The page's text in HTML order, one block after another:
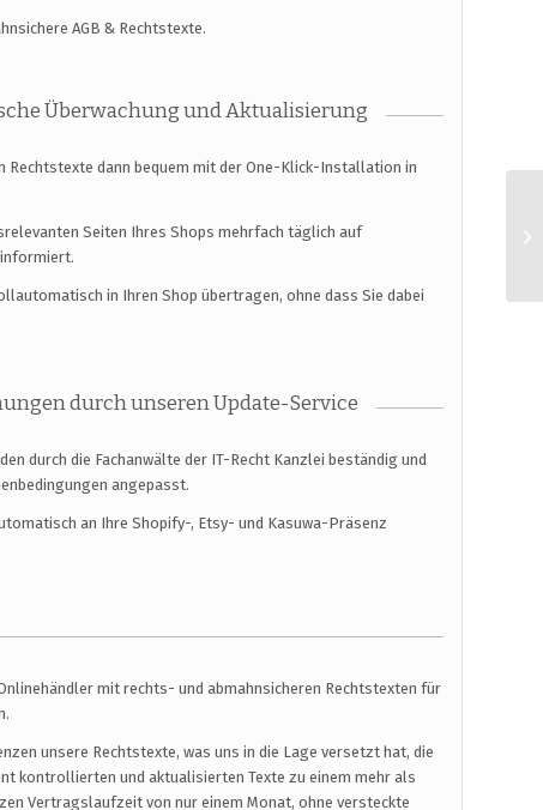
AGB & Rechtstexte.
Überwachung und Aktualisierung
Rechtstexte dann bequem mit der One-Klick-Installation in
Seiten Ihres Shops mehrfach täglich auf
in Ihren Shop übertragen, ohne dass Sie dabei
durch unseren Update-Service
durch die Fachanwälte der IT-Recht Kanzlei beständig und
angepasst.
an Ihre Shopify-, Etsy- und Kasuwa-Präsenz
mit rechts- und abmahnsicheren Rechtstexten für
unsere Rechtstexte, was uns in die Lage versetzt hat, die
kontrollierten und aktualisierten Texte zu einem mehr als
Vertragslaufzeit von nur einem Monat, ohne versteckte